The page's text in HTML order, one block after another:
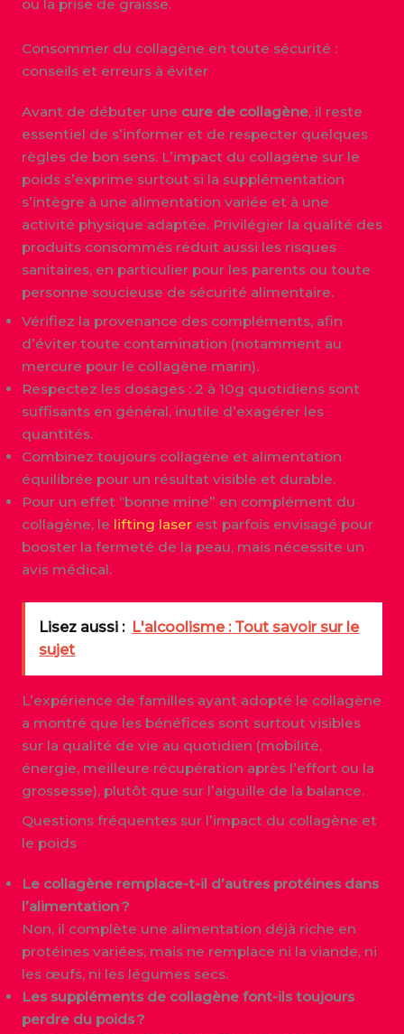
ou la prise de graisse.
Consommer du collagène en toute sécurité :
conseils et erreurs à éviter
Avant de débuter une cure de collagène, il reste
essentiel de s’informer et de respecter quelques
règles de bon sens. L’impact du collagène sur le
poids s’exprime surtout si la supplémentation
s’intègre à une alimentation variée et à une
activité physique adaptée. Privilégier la qualité des
produits consommés réduit aussi les risques
sanitaires, en particulier pour les parents ou toute
personne soucieuse de sécurité alimentaire.
Vérifiez la provenance des compléments, afin
d’éviter toute contamination (notamment au
mercure pour le collagène marin).
Respectez les dosages : 2 à 10g quotidiens sont
suffisants en général, inutile d’exagérer les
quantités.
Combinez toujours collagène et alimentation
équilibrée pour un résultat visible et durable.
Pour un effet “bonne mine” en complément du
collagène, le lifting laserest parfois envisagé pour
booster la fermeté de la peau, mais nécessite un
avis médical.
Lisez aussi : L'alcoolisme : Tout savoir sur le
sujet
L’expérience de familles ayant adopté le collagène
a montré que les bénéfices sont surtout visibles
sur la qualité de vie au quotidien (mobilité,
énergie, meilleure récupération après l’effort ou la
grossesse), plutôt que sur l’aiguille de la balance.
Questions fréquentes sur l’impact du collagène et
le poids
Le collagène remplace-t-il d’autres protéines dans
l’alimentation ?
Non, il complète une alimentation déjà riche en
protéines variées, mais ne remplace ni la viande, ni
les œufs, ni les légumes secs.
Les suppléments de collagène font-ils toujours
perdre du poids ?